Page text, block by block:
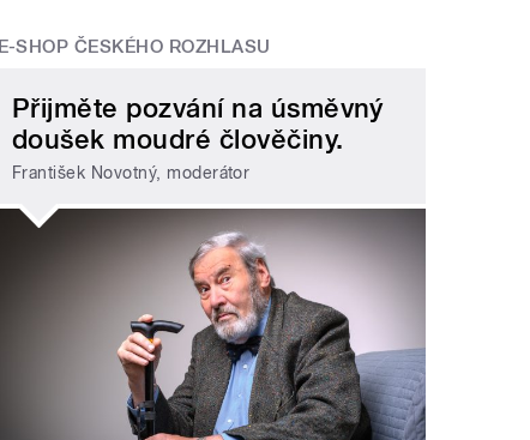
E-SHOP ČESKÉHO ROZHLASU
Přijměte pozvání na úsměvný
doušek moudré člověčiny.
František Novotný, moderátor